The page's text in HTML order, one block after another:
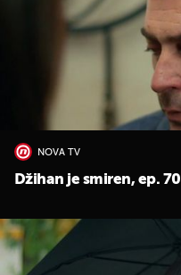
NOVA TV
Džihan je smiren, ep. 70